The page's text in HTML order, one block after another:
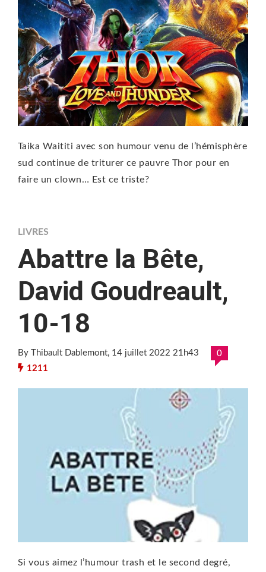
Taika Waititi avec son humour venu de l’hémisphère
sud continue de triturer ce pauvre Thor pour en
faire un clown… Est ce triste?
LIVRES
Abattre la Bête,
David Goudreault,
10-18
By Thibault Dablemont, 14 juillet 2022 21h43
0
1211
Si vous aimez l’humour trash et le second degré,